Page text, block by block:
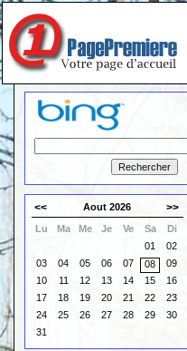
<< Aout 2026 >>
Lu Ma Me Je Ve Sa
Di
01
02
03
04 05 06 07 08
09
10
11 12 13 14 15
16
17
18 19 20 21 22
23
24
25 26 27 28 29
30
31